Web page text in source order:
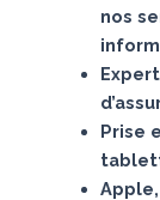
nos
Prise